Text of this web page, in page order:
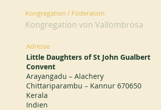
Kongregation / Föderation
Kongregation von Vallombrosa
Adresse
Little Daughters of St John Gualbert
Convent
Arayangadu – Alachery
Chittariparambu – Kannur 670650
Kerala
Indien